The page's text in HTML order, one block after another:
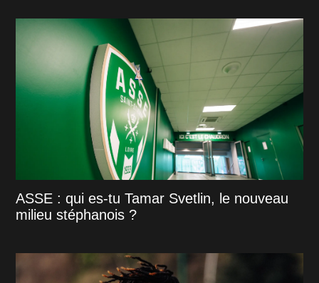
ASSE : qui es-tu Tamar Svetlin, le nouveau
milieu stéphanois ?